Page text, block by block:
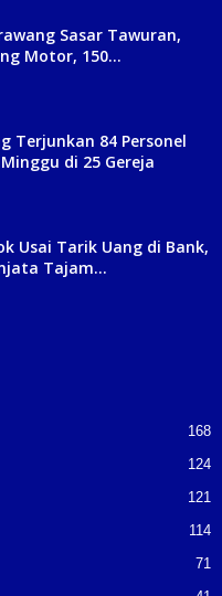
Sasar Tawuran,
Motor, 150...
Terjunkan 84 Personel
di 25 Gereja
Usai Tarik Uang di Bank,
Tajam...
168
124
121
114
71